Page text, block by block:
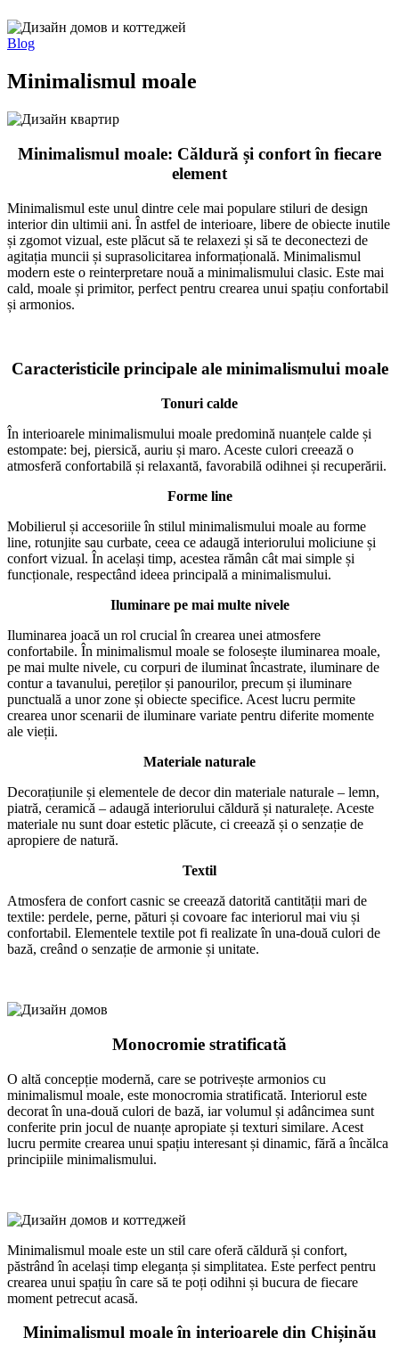
Blog
Minimalismul moale
Minimalismul moale: Căldură și confort în fiecare
element
Minimalismul este unul dintre cele mai populare stiluri de design
interior din ultimii ani. În astfel de interioare, libere de obiecte inutile
și zgomot vizual, este plăcut să te relaxezi și să te deconectezi de
agitația muncii și suprasolicitarea informațională. Minimalismul
modern este o reinterpretare nouă a minimalismului clasic. Este mai
cald, moale și primitor, perfect pentru crearea unui spațiu confortabil
și armonios.
Caracteristicile principale ale minimalismului moale
Tonuri calde
În interioarele minimalismului moale predomină nuanțele calde și
estompate: bej, piersică, auriu și maro. Aceste culori creează o
atmosferă confortabilă și relaxantă, favorabilă odihnei și recuperării.
Forme line
Mobilierul și accesoriile în stilul minimalismului moale au forme
line, rotunjite sau curbate, ceea ce adaugă interiorului moliciune și
confort vizual. În același timp, acestea rămân cât mai simple și
funcționale, respectând ideea principală a minimalismului.
Iluminare pe mai multe nivele
Iluminarea joacă un rol crucial în crearea unei atmosfere
confortabile. În minimalismul moale se folosește iluminarea moale,
pe mai multe nivele, cu corpuri de iluminat încastrate, iluminare de
contur a tavanului, pereților și panourilor, precum și iluminare
punctuală a unor zone și obiecte specifice. Acest lucru permite
crearea unor scenarii de iluminare variate pentru diferite momente
ale vieții.
Materiale naturale
Decorațiunile și elementele de decor din materiale naturale – lemn,
piatră, ceramică – adaugă interiorului căldură și naturalețe. Aceste
materiale nu sunt doar estetic plăcute, ci creează și o senzație de
apropiere de natură.
Textil
Atmosfera de confort casnic se creează datorită cantității mari de
textile: perdele, perne, pături și covoare fac interiorul mai viu și
confortabil. Elementele textile pot fi realizate în una-două culori de
bază, creând o senzație de armonie și unitate.
Monocromie stratificată
O altă concepție modernă, care se potrivește armonios cu
minimalismul moale, este monocromia stratificată. Interiorul este
decorat în una-două culori de bază, iar volumul și adâncimea sunt
conferite prin jocul de nuanțe apropiate și texturi similare. Acest
lucru permite crearea unui spațiu interesant și dinamic, fără a încălca
principiile minimalismului.
Minimalismul moale este un stil care oferă căldură și confort,
păstrând în același timp eleganța și simplitatea. Este perfect pentru
crearea unui spațiu în care să te poți odihni și bucura de fiecare
moment petrecut acasă.
Minimalismul moale în interioarele din Chișinău